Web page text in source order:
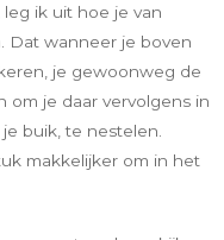
ik uit hoe je van
Dat wanneer je boven
je gewoonweg de
om je daar vervolgens in
buik, te nestelen.
makkelijker om in het